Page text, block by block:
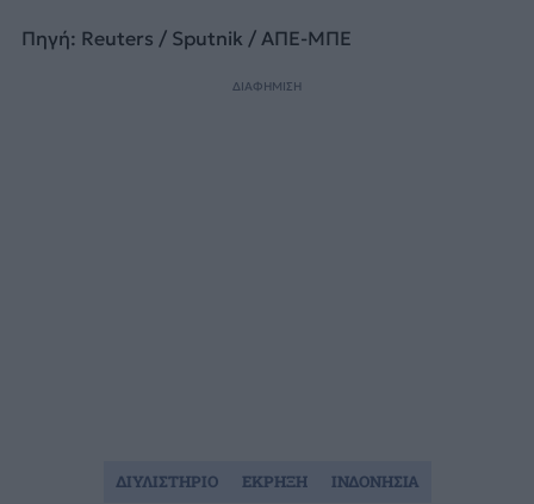
Πηγή: Reuters / Sputnik / ΑΠΕ-ΜΠΕ
ΔΙΑΦΗΜΙΣΗ
ΔΙΥΛΙΣΤΗΡΙΟ ΕΚΡΗΞΗ ΙΝΔΟΝΗΣΙΑ